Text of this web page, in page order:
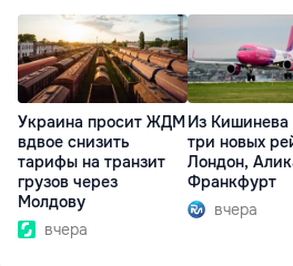
Украина просит ЖДМ
вдвое снизить
тарифы на транзит
грузов через
Молдову
вчера
Из Кишинева
три новых
Лондон,
Франкфурт
вчера